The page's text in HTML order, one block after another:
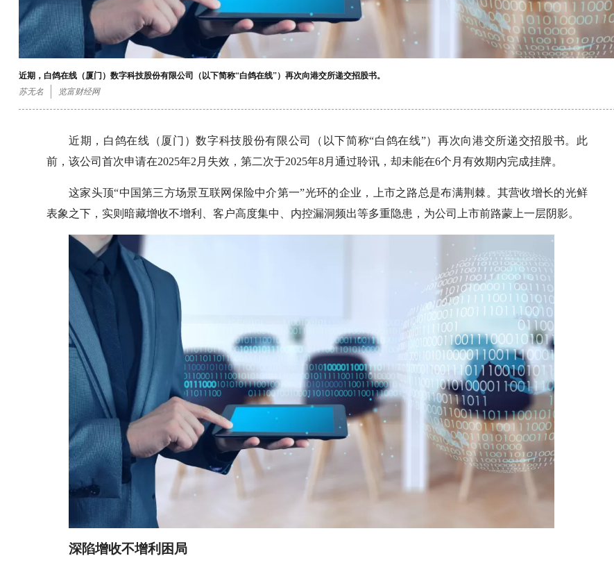
近期，白鸽在线（厦门）数字科技股份有限公司（以下简称“白鸽在线”）再次向港交所递交招股书。
苏无名 览富财经网
近期，白鸽在线（厦门）数字科技股份有限公司（以下简称“白鸽在线”）再次向港交所递交招股书。此
前，该公司首次申请在2025年2月失效，第二次于2025年8月通过聆讯，却未能在6个月有效期内完成挂牌。
这家头顶“中国第三方场景互联网保险中介第一”光环的企业，上市之路总是布满荆棘。其营收增长的光鲜
表象之下，实则暗藏增收不增利、客户高度集中、内控漏洞频出等多重隐患，为公司上市前路蒙上一层阴影。
深陷增收不增利困局